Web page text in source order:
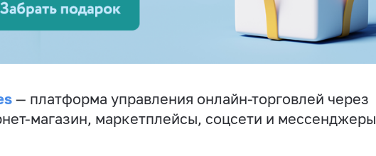
— платформа управления онлайн-торговлей через
магазин, маркетплейсы, соцсети и мессенджеры